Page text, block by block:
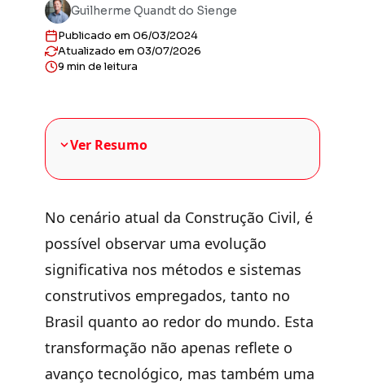
Guilherme Quandt do Sienge
Publicado em 06/03/2024
Atualizado em 03/07/2026
9 min de leitura
Ver Resumo
No cenário atual da Construção Civil, é
possível observar uma evolução
significativa nos métodos e sistemas
construtivos empregados, tanto no
Brasil quanto ao redor do mundo. Esta
transformação não apenas reflete o
avanço tecnológico, mas também uma